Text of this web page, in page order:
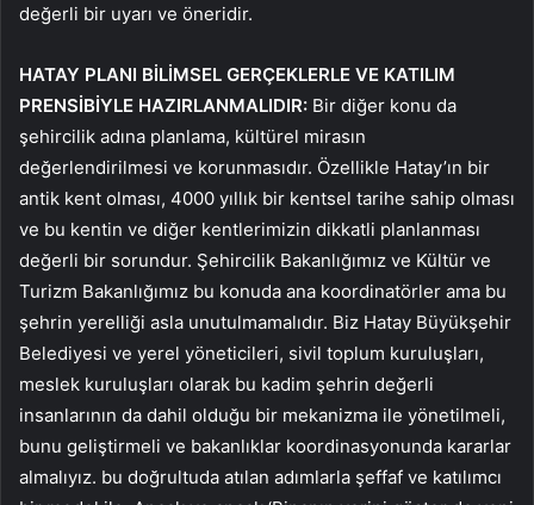
değerli bir uyarı ve öneridir.
HATAY PLANI BİLİMSEL GERÇEKLERLE VE KATILIM
PRENSİBİYLE HAZIRLANMALIDIR: Bir diğer konu da
şehircilik adına planlama, kültürel mirasın
değerlendirilmesi ve korunmasıdır. Özellikle Hatay’ın bir
antik kent olması, 4000 yıllık bir kentsel tarihe sahip olması
ve bu kentin ve diğer kentlerimizin dikkatli planlanması
değerli bir sorundur. Şehircilik Bakanlığımız ve Kültür ve
Turizm Bakanlığımız bu konuda ana koordinatörler ama bu
şehrin yerelliği asla unutulmamalıdır. Biz Hatay Büyükşehir
Belediyesi ve yerel yöneticileri, sivil toplum kuruluşları,
meslek kuruluşları olarak bu kadim şehrin değerli
insanlarının da dahil olduğu bir mekanizma ile yönetilmeli,
bunu geliştirmeli ve bakanlıklar koordinasyonunda kararlar
almalıyız. bu doğrultuda atılan adımlarla şeffaf ve katılımcı